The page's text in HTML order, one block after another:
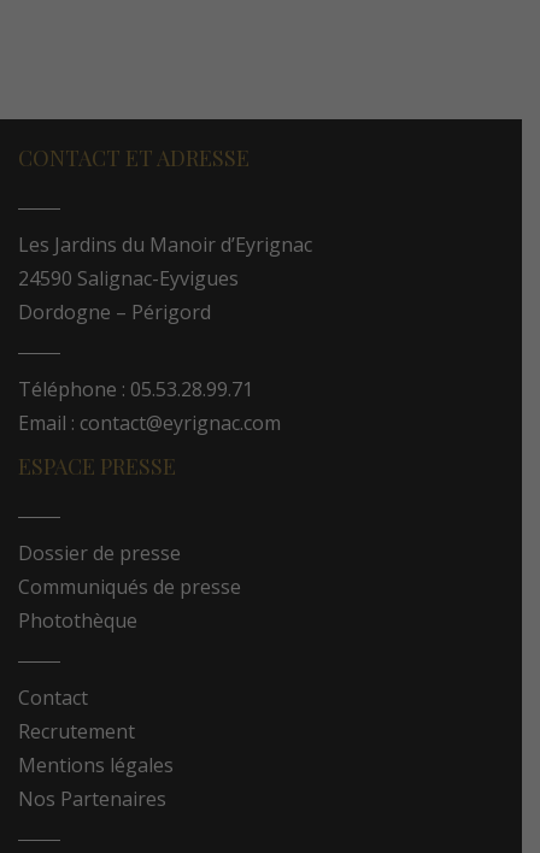
CONTACT ET ADRESSE
Les Jardins du Manoir d’Eyrignac
24590 Salignac-Eyvigues
Dordogne – Périgord
Téléphone : 05.53.28.99.71
Email : contact@eyrignac.com
ESPACE PRESSE
Dossier de presse
Communiqués de presse
Photothèque
Contact
Recrutement
Mentions légales
Nos Partenaires